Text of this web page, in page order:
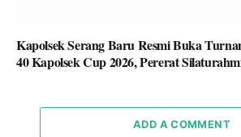
Kapolsek Serang Baru Resmi Buka
40 Kapolsek Cup 2026, Pererat
ADD A COMMENT